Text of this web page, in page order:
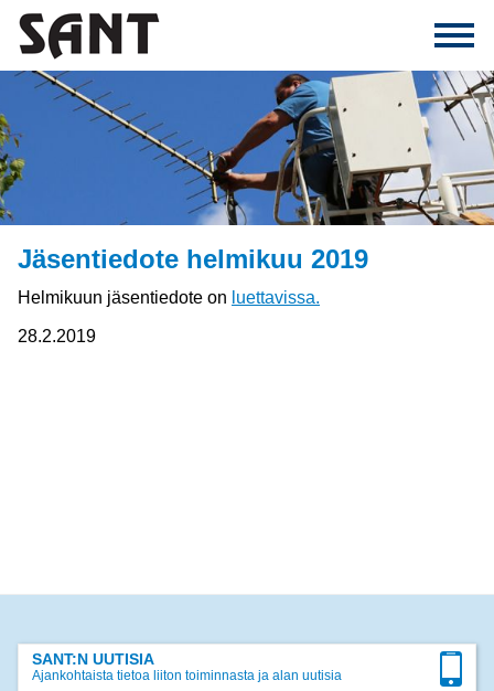
Jäsentiedote helmikuu 2019
Helmikuun jäsentiedote on luettavissa.
28.2.2019
SANT:N UUTISIA
Ajankohtaista tietoa liiton toiminnasta ja alan uutisia